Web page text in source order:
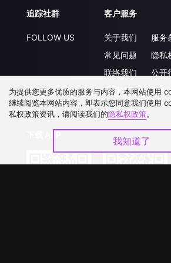
追踪社群
FOLLOW US
客户服务
关于我们
常见问题
联络我们
升级VIP
服务
隐私
公开
合作
为提供您更多优质的服务与内容，本网站使用
继续阅览本网站内容，即表示您同意我们使用
私权政策资讯，请阅读我们的隐私权政策。
我知道了